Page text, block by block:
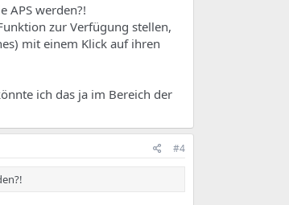
APS werden?!
zur Verfügung stellen,
mit einem Klick auf ihren
ich das ja im Bereich der
#4